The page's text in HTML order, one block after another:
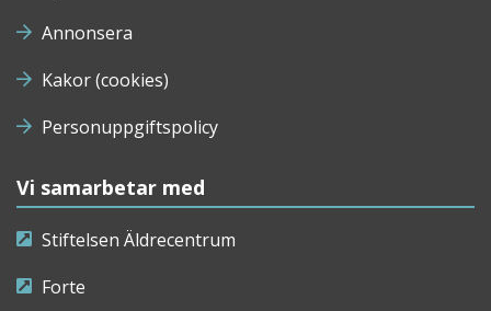
Annonsera
Kakor (cookies)
Personuppgiftspolicy
Vi samarbetar med
Stiftelsen Äldrecentrum
Forte